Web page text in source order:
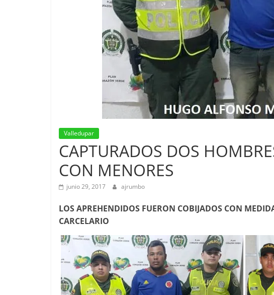
Valledupar
CAPTURADOS DOS
CON MENORES
junio 29, 2017 ajrumbo
LOS APREHENDIDOS FUERON COBIJADOS CON
CARCELARIO